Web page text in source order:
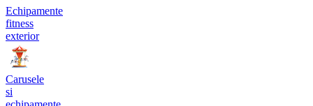
Echipamente
fitness
exterior
Carusele
si